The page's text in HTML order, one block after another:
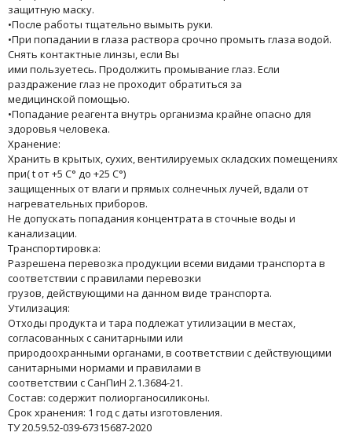
защитную маску.
•После работы тщательно вымыть руки.
•При попадании в глаза раствора срочно промыть глаза водой.
Снять контактные линзы, если Вы
ими пользуетесь. Продолжить промывание глаз. Если
раздражение глаз не проходит обратиться за
медицинской помощью.
•Попадание реагента внутрь организма крайне опасно для
здоровья человека.
Хранение:
Хранить в крытых, сухих, вентилируемых складских помещениях
при( t от +5 С° до +25 С°)
защищенных от влаги и прямых солнечных лучей, вдали от
нагревательных приборов.
Не допускать попадания концентрата в сточные воды и
канализации.
Транспортировка:
Разрешена перевозка продукции всеми видами транспорта в
соответствии с правилами перевозки
грузов, действующими на данном виде транспорта.
Утилизация:
Отходы продукта и тара подлежат утилизации в местах,
согласованных с санитарными или
природоохранными органами, в соответствии с действующими
санитарными нормами и правилами в
соответствии с СанПиН 2.1.3684-21.
Состав: содержит полиорганосиликоны.
Срок хранения: 1 год с даты изготовления.
ТУ 20.59.52-039-67315687-2020